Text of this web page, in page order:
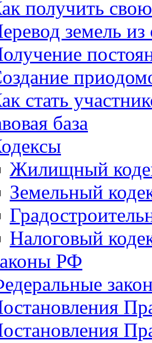
получить
земель
стать
база
Жилищный
Земельный
Налоговый
РФ